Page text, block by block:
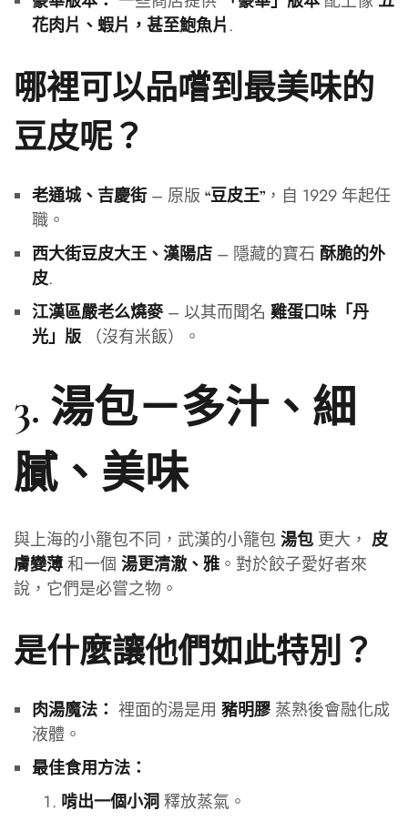
花肉片、蝦片，甚至鮑魚片.
哪裡可以品嚐到最美味的
豆皮呢？
老通城、吉慶街– 原版 “豆皮王”，自 1929 年起任
職。
西大街豆皮大王、漢陽店– 隱藏的寶石 酥脆的外
皮.
江漢區嚴老么燒麥– 以其而聞名 雞蛋口味「丹
光」版（沒有米飯）。
3. 湯包－多汁、細
膩、美味
與上海的小籠包不同，武漢的小籠包 湯包 更大， 皮
膚變薄 和一個 湯更清澈、雅 。對於餃子愛好者來
說，它們是必嘗之物。
是什麼讓他們如此特別？
肉湯魔法： 裡面的湯是用 豬明膠蒸熟後會融化成
液體。
最佳食用方法：
啃出一個小洞釋放蒸氣。